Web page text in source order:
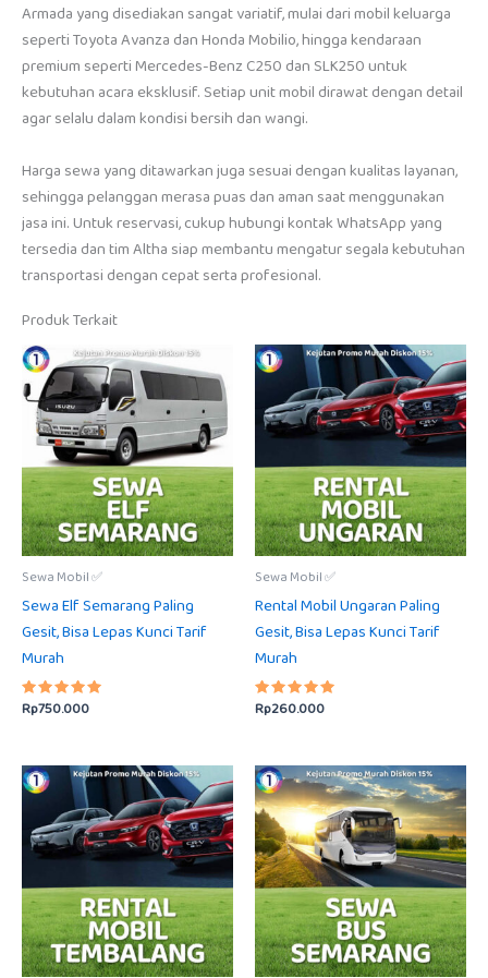
Armada yang disediakan sangat variatif, mulai dari mobil keluarga
seperti Toyota Avanza dan Honda Mobilio, hingga kendaraan
premium seperti Mercedes-Benz C250 dan SLK250 untuk
kebutuhan acara eksklusif. Setiap unit mobil dirawat dengan detail
agar selalu dalam kondisi bersih dan wangi.
Harga sewa yang ditawarkan juga sesuai dengan kualitas layanan,
sehingga pelanggan merasa puas dan aman saat menggunakan
jasa ini. Untuk reservasi, cukup hubungi kontak WhatsApp yang
tersedia dan tim Altha siap membantu mengatur segala kebutuhan
transportasi dengan cepat serta profesional.
Produk Terkait
Sewa Mobil ✅
Sewa Elf Semarang Paling
Gesit, Bisa Lepas Kunci Tarif
Murah
Dinilai
5.00
Rp750.000
Sewa Mobil ✅
Rental Mobil Ungaran Paling
Gesit, Bisa Lepas Kunci Tarif
Murah
Dinilai
5.00
Rp260.000